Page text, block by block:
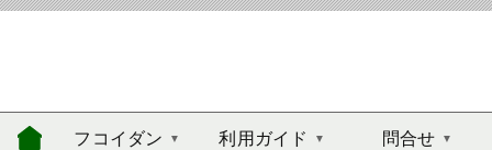
フコイダン 利用ガイド 問合せ